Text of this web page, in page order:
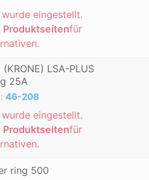
eingestellt.
Produktseitenfür
(KRONE) LSA-PLUS
25A
46-208
eingestellt.
Produktseitenfür
ring 500